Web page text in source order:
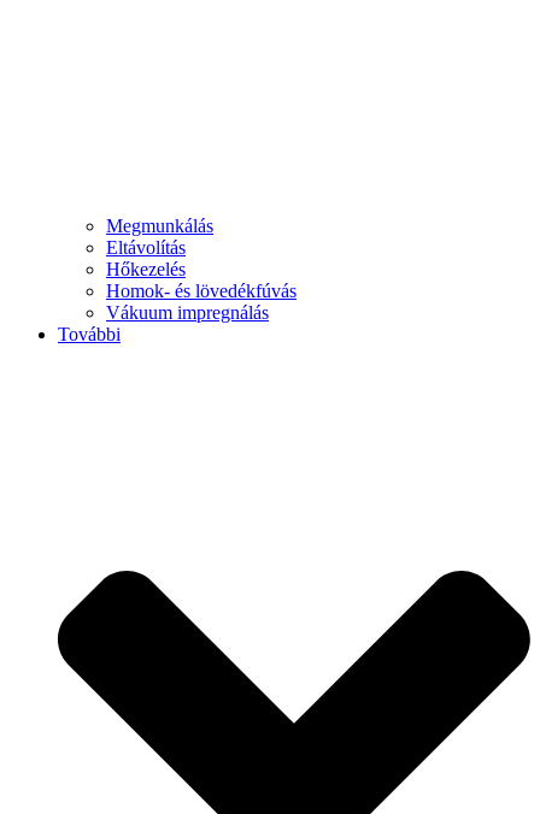
Megmunkálás
Eltávolítás
Hőkezelés
Homok- és lövedékfúvás
Vákuum impregnálás
További